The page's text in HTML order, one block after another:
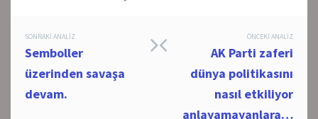
Post
navigation
ÖNCEKI ANALIZ
AK Parti zaferi
dünya politikasını
nasıl etkiliyor
anlayamayanlara…
SONRAKI ANALIZ
Semboller
üzerinden savaşa
devam.